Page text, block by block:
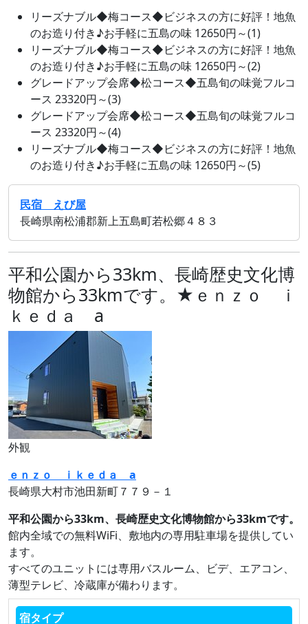
リーズナブル◆梅コース◆ビジネスの方に好評！地魚
のお造り付き♪お手軽に五島の味 12650円～(1)
リーズナブル◆梅コース◆ビジネスの方に好評！地魚
のお造り付き♪お手軽に五島の味 12650円～(2)
グレードアップ会席◆松コース◆五島旬の味覚フルコ
ース 23320円～(3)
グレードアップ会席◆松コース◆五島旬の味覚フルコ
ース 23320円～(4)
リーズナブル◆梅コース◆ビジネスの方に好評！地魚
のお造り付き♪お手軽に五島の味 12650円～(5)
民宿 えび屋
長崎県南松浦郡新上五島町若松郷４８３
平和公園から33km、長崎歴史文化博
物館から33kmです。★ｅｎｚｏ ｉ
ｋｅｄａ a
外観
ｅｎｚｏ ｉｋｅｄａ a
長崎県大村市池田新町７７９－１
平和公園から33km、長崎歴史文化博物館から33kmです。
館内全域での無料WiFi、敷地内の専用駐車場を提供してい
ます。
すべてのユニットには専用バスルーム、ビデ、エアコン、
薄型テレビ、冷蔵庫が備わります。
宿タイプ